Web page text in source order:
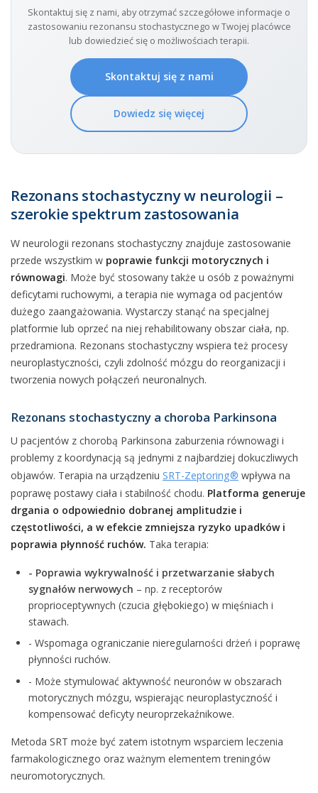
Skontaktuj się z nami, aby otrzymać szczegółowe informacje o
zastosowaniu rezonansu stochastycznego w Twojej placówce
lub dowiedzieć się o możliwościach terapii.
Skontaktuj się z nami
Dowiedz się więcej
Rezonans stochastyczny w neurologii –
szerokie spektrum zastosowania
W neurologii rezonans stochastyczny znajduje zastosowanie
przede wszystkim w poprawie funkcji motorycznych i
równowagi. Może być stosowany także u osób z poważnymi
deficytami ruchowymi, a terapia nie wymaga od pacjentów
dużego zaangażowania. Wystarczy stanąć na specjalnej
platformie lub oprzeć na niej rehabilitowany obszar ciała, np.
przedramiona. Rezonans stochastyczny wspiera też procesy
neuroplastyczności, czyli zdolność mózgu do reorganizacji i
tworzenia nowych połączeń neuronalnych.
Rezonans stochastyczny a choroba Parkinsona
U pacjentów z chorobą Parkinsona zaburzenia równowagi i
problemy z koordynacją są jednymi z najbardziej dokuczliwych
objawów. Terapia na urządzeniu SRT-Zeptoring® wpływa na
poprawę postawy ciała i stabilność chodu. Platforma generuje
drgania o odpowiednio dobranej amplitudzie i
częstotliwości, a w efekcie zmniejsza ryzyko upadków i
poprawia płynność ruchów. Taka terapia:
- Poprawia wykrywalność i przetwarzanie słabych
sygnałów nerwowych – np. z receptorów
proprioceptywnych (czucia głębokiego) w mięśniach i
stawach.
- Wspomaga ograniczanie nieregularności drżeń i poprawę
płynności ruchów.
- Może stymulować aktywność neuronów w obszarach
motorycznych mózgu, wspierając neuroplastyczność i
kompensować deficyty neuroprzekaźnikowe.
Metoda SRT może być zatem istotnym wsparciem leczenia
farmakologicznego oraz ważnym elementem treningów
neuromotorycznych.